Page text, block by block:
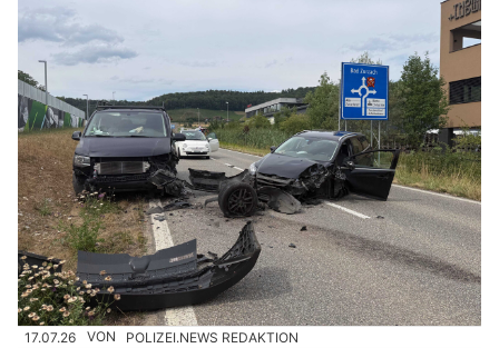
17.07.26 VON POLIZEI.NEWS REDAKTION